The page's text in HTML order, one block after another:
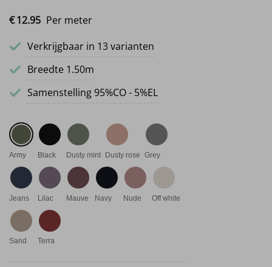
€12.95 Per meter
Verkrijgbaar in 13 varianten
Breedte 1.50m
Samenstelling 95%CO - 5%EL
Army Black Dusty mint Dusty rose Grey
Jeans Lilac Mauve Navy Nude Off white
Sand Terra